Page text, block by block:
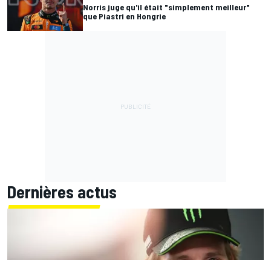
Norris juge qu'il était "simplement meilleur"
que Piastri en Hongrie
Dernières actus